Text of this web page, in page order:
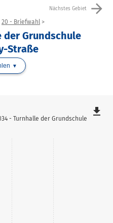
Nächstes Gebiet arrow_forward
20 - Briefwahl
der Grundschule
Straße
- Turnhalle der Grundschule
file_download